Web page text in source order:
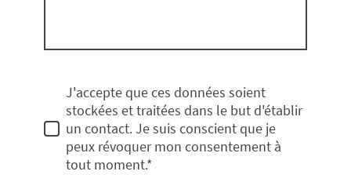
J'accepte que ces données soient
stockées et traitées dans le but d'établir
un contact. Je suis conscient que je
peux révoquer mon consentement à
tout moment.*